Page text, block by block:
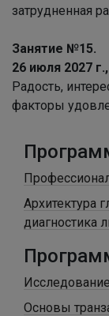
затрудненная
Занятие №15.
26 июля 2027
Радость,
факторы
Архитектура
диагностика
Основы